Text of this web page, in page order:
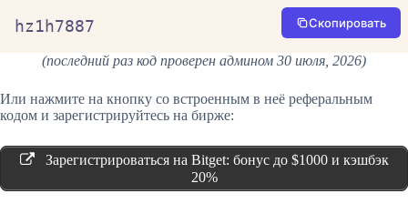
hz1h7887 Скопировать
(последний раз код проверен админом 30 июля, 2026)
Или нажмите на кнопку со встроенным в неё реферальным
кодом и зарегистрируйтесь на бирже:
Зарегистрироваться на Bitget: бонус до $1000 и кэшбэк
20%